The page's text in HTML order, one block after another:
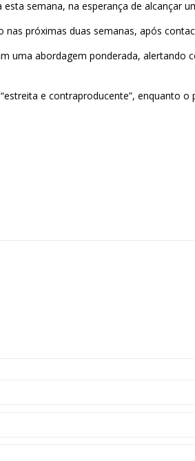
semana, na esperança de alcançar
próximas duas semanas, após
abordagem ponderada,
e contraproducente”, enquanto